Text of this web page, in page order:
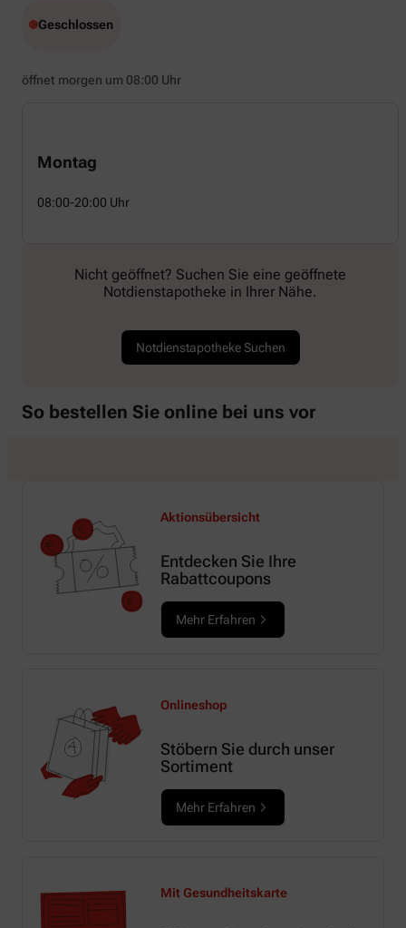
Geschlossen
öffnet morgen um 08:00 Uhr
Montag
08:00-20:00 Uhr
Nicht geöffnet? Suchen Sie eine geöffnete
Notdienstapotheke in Ihrer Nähe.
Notdienstapotheke Suchen
So bestellen Sie online bei uns vor
Aktionsübersicht
Entdecken Sie Ihre
Rabattcoupons
Mehr Erfahren
Onlineshop
Stöbern Sie durch unser
Sortiment
Mehr Erfahren
Mit Gesundheitskarte